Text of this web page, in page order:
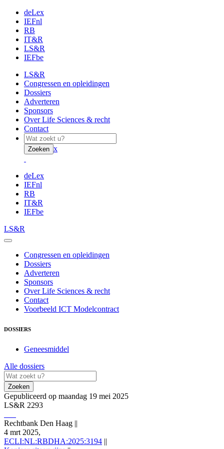
deLex
IEFnl
RB
IT&R
LS&R
IEFbe
LS&R
Congressen en opleidingen
Dossiers
Adverteren
Sponsors
Over Life Sciences & recht
Contact
Zoeken x
deLex
IEFnl
RB
IT&R
IEFbe
LS&R
Congressen en opleidingen
Dossiers
Adverteren
Sponsors
Over Life Sciences & recht
Contact
Voorbeeld ICT Modelcontract
DOSSIERS
Geneesmiddel
Alle dossiers
Zoeken
Gepubliceerd op maandag 19 mei 2025
LS&R 2293
Rechtbank Den Haag ||
4 mrt 2025,
ECLI:NL:RBDHA:2025:3194 ||